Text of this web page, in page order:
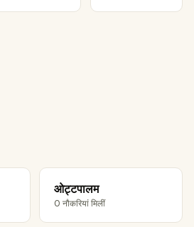
ओट्टपालम
0 नौकरियां मिलीं